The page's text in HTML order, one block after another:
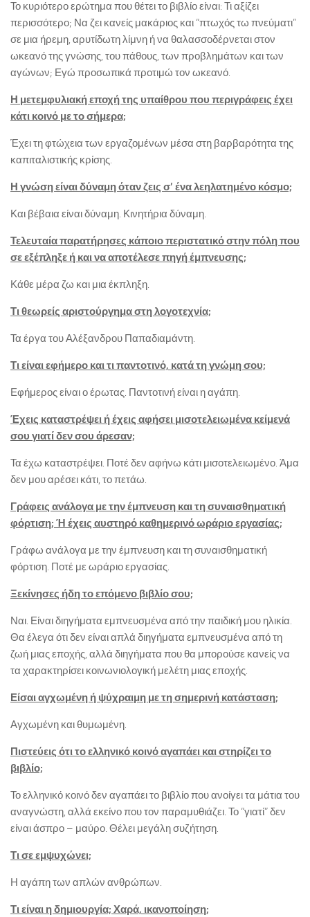
Το κυριότερο ερώτημα που θέτει το βιβλίο είναι: Τι αξίζει
περισσότερο; Να ζει κανείς μακάριος και “πτωχός τω πνεύματι”
σε μια ήρεμη, αρυτίδωτη λίμνη ή να θαλασσοδέρνεται στον
ωκεανό της γνώσης, του πάθους, των προβλημάτων και των
αγώνων; Εγώ προσωπικά προτιμώ τον ωκεανό.
Η μετεμφυλιακή εποχή της υπαίθρου που περιγράφεις έχει
κάτι κοινό με το σήμερα;
Έχει τη φτώχεια των εργαζομένων μέσα στη βαρβαρότητα της
καπιταλιστικής κρίσης.
Η γνώση είναι δύναμη όταν ζεις σ’ ένα λεηλατημένο κόσμο;
Και βέβαια είναι δύναμη. Κινητήρια δύναμη.
Τελευταία παρατήρησες κάποιο περιστατικό στην πόλη που
σε εξέπληξε ή και να αποτέλεσε πηγή έμπνευσης;
Κάθε μέρα ζω και μια έκπληξη.
Τι θεωρείς αριστούργημα στη λογοτεχνία;
Τα έργα του Αλέξανδρου Παπαδιαμάντη.
Τι είναι εφήμερο και τι παντοτινό, κατά τη γνώμη σου;
Εφήμερος είναι ο έρωτας. Παντοτινή είναι η αγάπη.
Έχεις καταστρέψει ή έχεις αφήσει μισοτελειωμένα κείμενά
σου γιατί δεν σου άρεσαν;
Τα έχω καταστρέψει. Ποτέ δεν αφήνω κάτι μισοτελειωμένο. Άμα
δεν μου αρέσει κάτι, το πετάω.
Γράφεις ανάλογα με την έμπνευση και τη συναισθηματική
φόρτιση; Ή έχεις αυστηρό καθημερινό ωράριο εργασίας;
Γράφω ανάλογα με την έμπνευση και τη συναισθηματική
φόρτιση. Ποτέ με ωράριο εργασίας.
Ξεκίνησες ήδη το επόμενο βιβλίο σου;
Ναι. Είναι διηγήματα εμπνευσμένα από την παιδική μου ηλικία.
Θα έλεγα ότι δεν είναι απλά διηγήματα εμπνευσμένα από τη
ζωή μιας εποχής, αλλά διηγήματα που θα μπορούσε κανείς να
τα χαρακτηρίσει κοινωνιολογική μελέτη μιας εποχής.
Είσαι αγχωμένη ή ψύχραιμη με τη σημερινή κατάσταση;
Αγχωμένη και θυμωμένη.
Πιστεύεις ότι το ελληνικό κοινό αγαπάει και στηρίζει το
βιβλίο;
Το ελληνικό κοινό δεν αγαπάει το βιβλίο που ανοίγει τα μάτια του
αναγνώστη, αλλά εκείνο που τον παραμυθιάζει. Το “γιατί” δεν
είναι άσπρο – μαύρο. Θέλει μεγάλη συζήτηση.
Τι σε εμψυχώνει;
Η αγάπη των απλών ανθρώπων.
Τι είναι η δημιουργία; Χαρά, ικανοποίηση;